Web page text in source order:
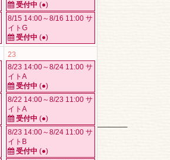
受付中 (●)
8/15 14:00～8/16 11:00 サ
イトG
受付中 (●)
23
8/23 14:00～8/24 11:00 サ
イトA
受付中 (●)
8/22 14:00～8/23 11:00 サ
イトA
受付中 (●)
8/23 14:00～8/24 11:00 サ
イトB
受付中 (●)